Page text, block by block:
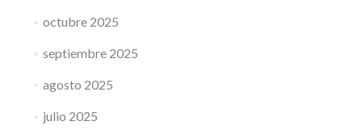
octubre 2025
septiembre 2025
agosto 2025
julio 2025